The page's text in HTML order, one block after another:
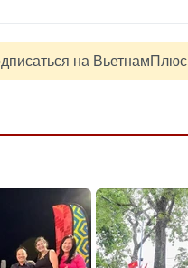
на ВьетнамПлюс